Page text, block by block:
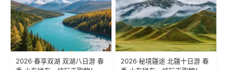
2026·春享双湖 双湖八日游 春
2026·秘境疆途 北疆十日游 春